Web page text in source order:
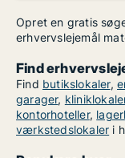
Opret en gratis
erhvervslejemål
Find
Find butikslokaler,
garager,
kontorhoteller,
værkstedslokaler i